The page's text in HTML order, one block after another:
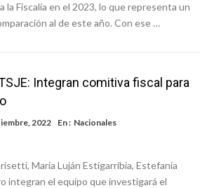
la Fiscalía en el 2023, lo que representa un
al de este año. Con ese …
Integran comitiva fiscal para
2022 En : Nacionales
María Luján Estigarribia, Estefanía
integran el equipo que investigará el